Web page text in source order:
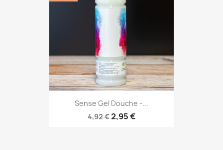
Sense Gel Douche -...
4,92 €2,95 €